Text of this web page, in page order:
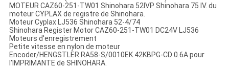
MOTEUR CAZ60-251-TW01 Shinohara 52IVP Shinohara 75 IV. du
moteur CYPLAX de registre de Shinohara.
Moteur Cyplax LJ536 Shinohara 52-4/74
Shinohara Register Motor CAZ60-251-TW01 DC24V LJ536
Moteurs d'enregistrement
Petite vitesse en nylon de moteur
Encoder/HENGSTLER RA58-S/0010EK.42KBPG-CD 0.6A pour
l'IMPRIMANTE de SHINOHARA.